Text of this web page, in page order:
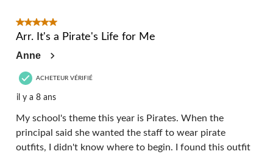
5 étoile(s) sur 5.
Arr. It's a Pirate's Life for Me
Anne
ACHETEUR VÉRIFIÉ
il y a 8 ans
My school's theme this year is Pirates. When the
principal said she wanted the staff to wear pirate
outfits, I didn't know where to begin. I found this outfit